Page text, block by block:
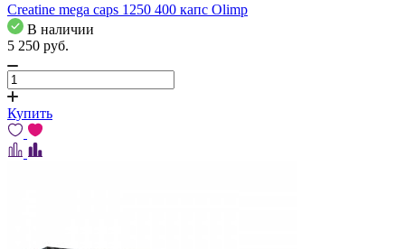
Creatine mega caps 1250 400 капс Olimp
В наличии
5 250 pуб.
Купить